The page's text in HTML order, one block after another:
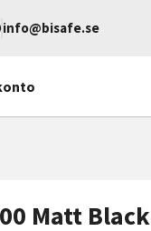
info@bisafe.se
Matt Black